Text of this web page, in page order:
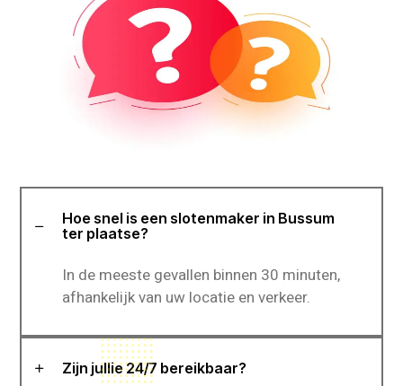
Hoe snel is een slotenmaker in Bussum
ter plaatse?
In de meeste gevallen binnen 30 minuten,
afhankelijk van uw locatie en verkeer.
Zijn jullie 24/7 bereikbaar?